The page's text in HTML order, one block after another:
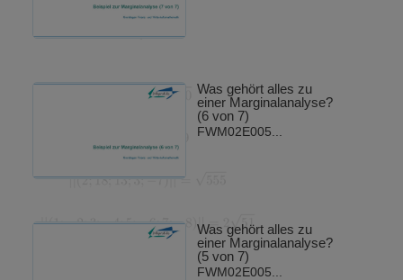
Was gehört alles zu
einer Marginalanalyse?
(6 von 7)
FWM02E005...
Was gehört alles zu
einer Marginalanalyse?
(5 von 7)
FWM02E005...